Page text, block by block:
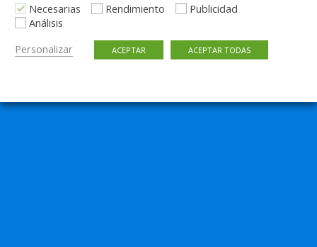
Móvil Escritorio
Necesarias
Rendimiento
Publicidad
Análisis
Personalizar
ACEPTAR ACEPTAR TODAS